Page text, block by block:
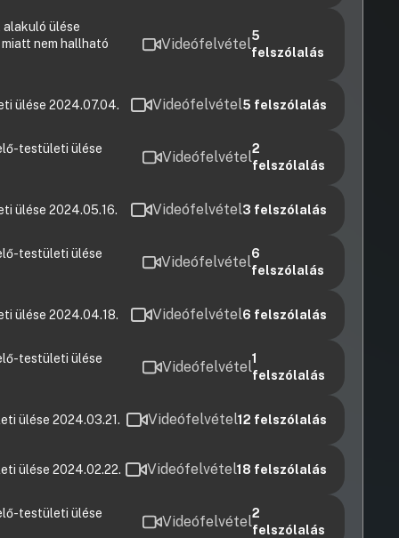
ülése
nem hallható
Videófelvétel5
felszólalás
ülése 2024.07.04. Videófelvétel5 felszólalás
testületi ülése
Videófelvétel2
felszólalás
ülése 2024.05.16. Videófelvétel3 felszólalás
testületi ülése
Videófelvétel6
felszólalás
ülése 2024.04.18. Videófelvétel6 felszólalás
testületi ülése
Videófelvétel1
felszólalás
ülése 2024.03.21. Videófelvétel12 felszólalás
ülése 2024.02.22. Videófelvétel18 felszólalás
testületi ülése
Videófelvétel2
felszólalás